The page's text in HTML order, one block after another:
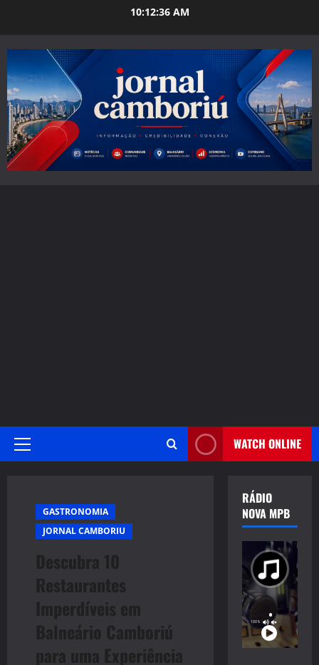
10:12:37 AM
Primary
WATCH ONLINE
GASTRONOMIA
JORNAL CAMBORIU
Descubra 10
Restaurantes
Imperdíveis em
Balneário Camboriú
para uma Experiência
RÁDIO
NOVA MPB